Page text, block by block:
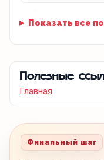
Показать все
Полезные
Главная
Финальный шаг